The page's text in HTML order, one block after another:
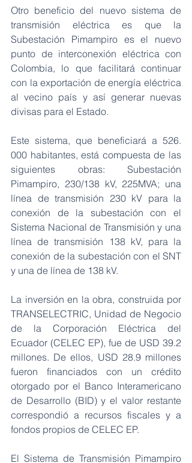
Otro beneficio del nuevo sistema de
transmisión eléctrica es que la
Subestación Pimampiro es el nuevo
punto de interconexión eléctrica con
Colombia, lo que facilitará continuar
con la exportación de energía eléctrica
al vecino país y así generar nuevas
divisas para el Estado.
Este sistema, que beneficiará a 526.
000 habitantes, está compuesta de las
siguientes obras: Subestación
Pimampiro, 230/138 kV, 225MVA; una
línea de transmisión 230 kV para la
conexión de la subestación con el
Sistema Nacional de Transmisión y una
línea de transmisión 138 kV, para la
conexión de la subestación con el SNT
y una de línea de 138 kV.
La inversión en la obra, construida por
TRANSELECTRIC, Unidad de Negocio
de la Corporación Eléctrica del
Ecuador (CELEC EP), fue de USD 39.2
millones. De ellos, USD 28.9 millones
fueron financiados con un crédito
otorgado por el Banco Interamericano
de Desarrollo (BID) y el valor restante
correspondió a recursos fiscales y a
fondos propios de CELEC EP.
El Sistema de Transmisión Pimampiro